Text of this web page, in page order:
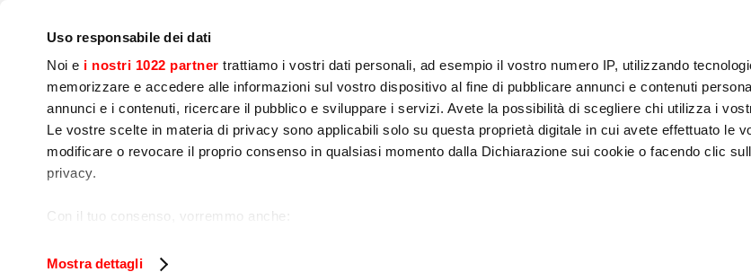
Uso responsabile dei dati
Noi e i nostri 1022 partner trattiamo i vostri dati personali, ad esempio il vostro numero IP, utilizzando
memorizzare e accedere alle informazioni sul vostro dispositivo al fine di pubblicare annunci e contenuti
annunci e i contenuti, ricercare il pubblico e sviluppare i servizi. Avete la possibilità di scegliere chi utilizza i
Le vostre scelte in materia di privacy sono applicabili solo su questa proprietà digitale in cui avete effettuato le
modificare o revocare il proprio consenso in qualsiasi momento dalla Dichiarazione sui cookie o facendo clic
privacy.
Con il tuo consenso, vorremmo anche:
Identificare il tuo dispositivo, scansionandolo attivamente alla ricerca di caratteristiche specifiche
Mostra dettagli
Cocinado
Preparación de
Alimentos
Envasado Abatidores
Exposición y
Venta